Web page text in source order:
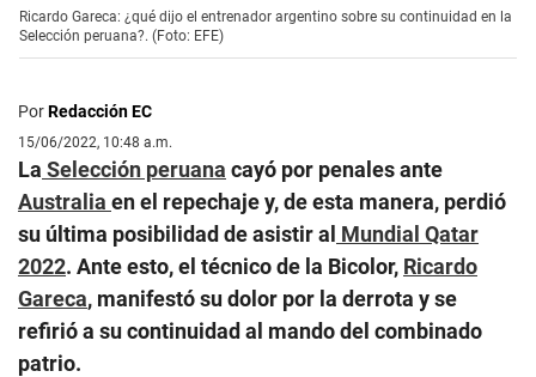
Ricardo Gareca: ¿qué dijo el entrenador argentino sobre su continuidad en la
Selección peruana?. (Foto: EFE)
PorRedacción EC
15/06/2022, 10:48 a.m.
La Selección peruana cayó por penales ante
Australia en el repechaje y, de esta manera, perdió
su última posibilidad de asistir al Mundial Qatar
2022. Ante esto, el técnico de la Bicolor, Ricardo
Gareca, manifestó su dolor por la derrota y se
refirió a su continuidad al mando del combinado
patrio.